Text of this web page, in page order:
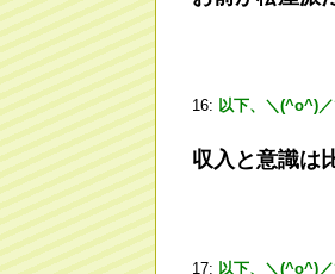
16: 以下、＼(^o^)
収入と意識は
17: 以下、＼(^o^)